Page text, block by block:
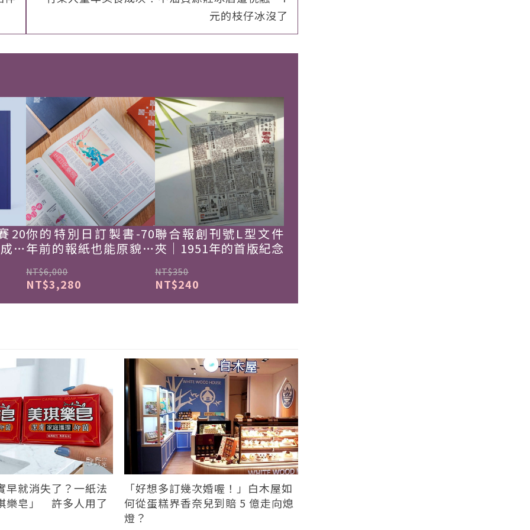
元的枝仔冰沒了
20
功
你的特別日訂製書-70
年前的報紙也能原貌重
NT$6,000
NT$3,280
聯合報創刊號L型文件
夾｜1951年的首版紀念
NT$350
NT$240
早就消失了？一紙法
樂皂」 許多人用了
「好想多訂幾次婚喔！」白木屋如
何從蛋糕界香奈兒到賠 5 億走向熄
燈？